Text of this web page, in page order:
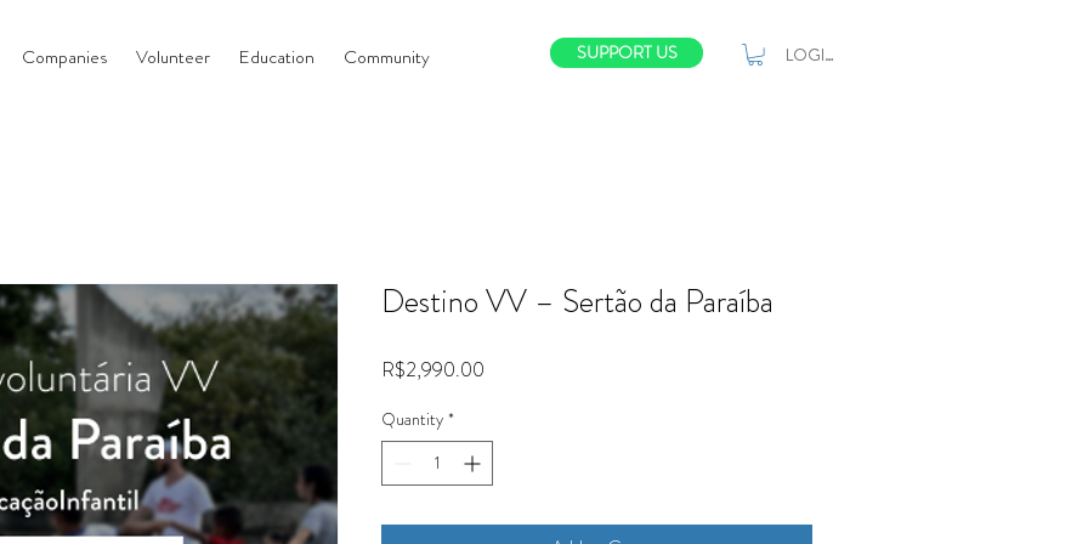
Companies Volunteer Education Community SUPPORT US LOGIN
Destino VV – Sertão da Paraíba
R$2,990.00
Quantity *